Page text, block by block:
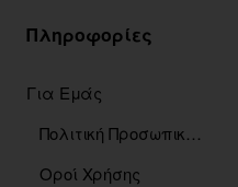
Πληροφορίες
Για Εμάς
Πολιτική Προσωπικών Δεδομένων
Οροί Χρήσης